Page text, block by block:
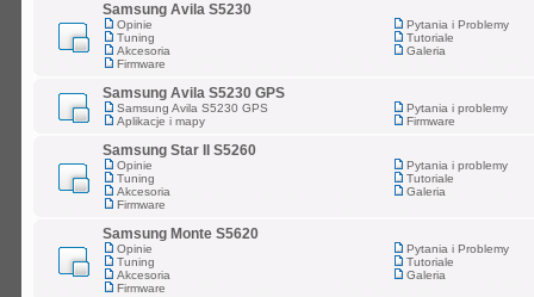
Samsung Avila S5230
Opinie
Pytania i Problemy
Tuning
Tutoriale
Akcesoria
Galeria
Firmware
Samsung Avila S5230 GPS
Samsung Avila S5230 GPS
Pytania i problemy
Aplikacje i mapy
Firmware
Samsung Star II S5260
Opinie
Pytania i problemy
Tuning
Tutoriale
Akcesoria
Galeria
Firmware
Samsung Monte S5620
Opinie
Pytania i Problemy
Tuning
Tutoriale
Akcesoria
Galeria
Firmware